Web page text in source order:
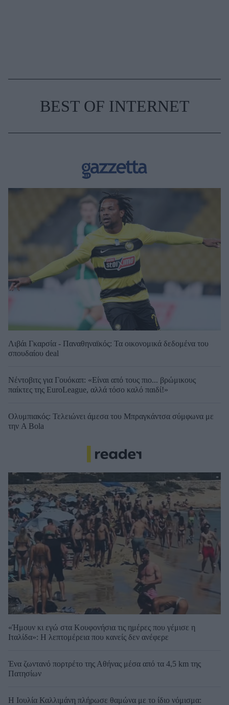
BEST OF INTERNET
Λιβάι Γκαρσία - Παναθηναϊκός: Τα οικονομικά δεδομένα του
σπουδαίου deal
Νέντοβιτς για Γουόκαπ: «Είναι από τους πιο... βρώμικους
παίκτες της EuroLeague, αλλά τόσο καλό παιδί!»
Ολυμπιακός: Τελειώνει άμεσα του Μπραγκάντσα σύμφωνα με
την A Bola
«Ήμουν κι εγώ στα Κουφονήσια τις ημέρες που γέμισε η
Ιταλίδα»: Η λεπτομέρεια που κανείς δεν ανέφερε
Ένα ζωντανό πορτρέτο της Αθήνας μέσα από τα 4,5 km της
Πατησίων
Η Ιουλία Καλλιμάνη πλήρωσε θαμώνα με το ίδιο νόμισμα: